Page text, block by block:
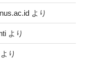
より
より
より